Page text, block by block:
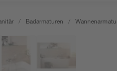
/ Badarmaturen /